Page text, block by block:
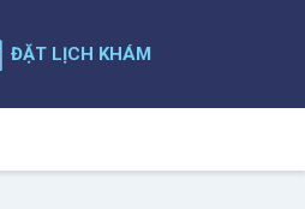
ĐẶT LỊCH KHÁM